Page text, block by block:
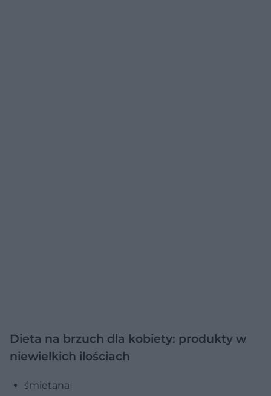
Dieta na brzuch dla kobiety: produkty w
niewielkich ilościach
śmietana